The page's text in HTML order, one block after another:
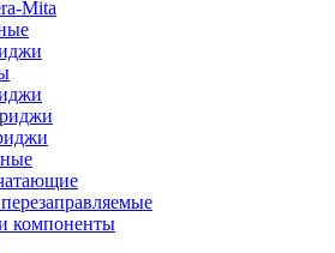
Mita
компоненты